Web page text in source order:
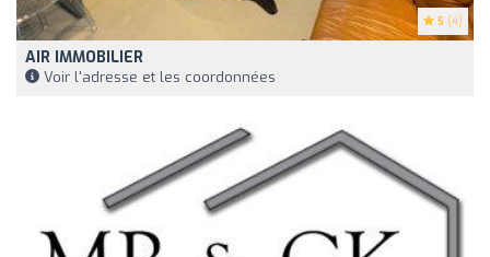
5 (4)
AIR IMMOBILIER
Voir l'adresse et les coordonnées